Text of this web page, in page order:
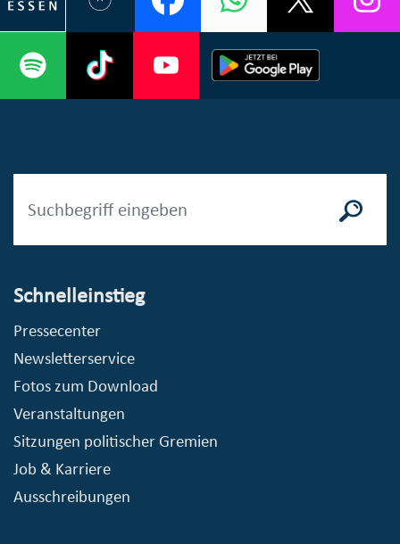
Schnelleinstieg
Pressecenter
Newsletterservice
Fotos zum Download
Veranstaltungen
Sitzungen politischer Gremien
Job & Karriere
Ausschreibungen